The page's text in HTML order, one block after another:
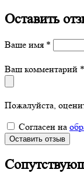
Оставить
Ваше имя *
Ваш комментарий *
Пожалуйста,
Согласен на
Оставить отзыв